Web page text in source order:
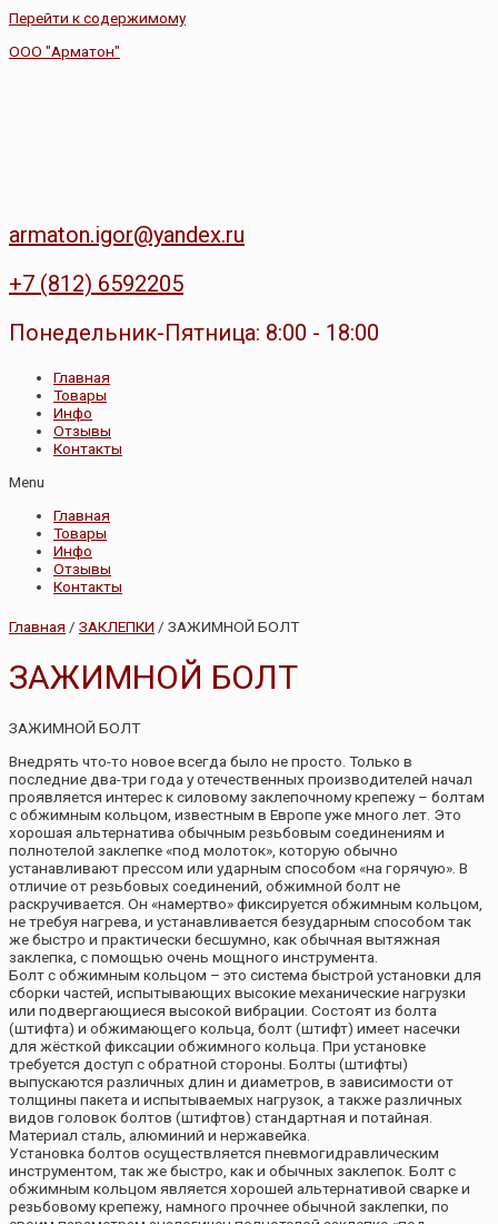
Перейти к содержимому
ООО "Арматон"
armaton.igor@yandex.ru
+7 (812) 6592205
Понедельник-Пятница: 8:00 - 18:00
Главная
Товары
Инфо
Отзывы
Контакты
Menu
Главная
Товары
Инфо
Отзывы
Контакты
Главная / ЗАКЛЕПКИ / ЗАЖИМНОЙ БОЛТ
ЗАЖИМНОЙ БОЛТ
ЗАЖИМНОЙ БОЛТ
Внедрять что-то новое всегда было не просто. Только в
последние два-три года у отечественных производителей начал
проявляется интерес к силовому заклепочному крепежу – болтам
с обжимным кольцом, известным в Европе уже много лет. Это
хорошая альтернатива обычным резьбовым соединениям и
полнотелой заклепке «под молоток», которую обычно
устанавливают прессом или ударным способом «на горячую». В
отличие от резьбовых соединений, обжимной болт не
раскручивается. Он «намертво» фиксируется обжимным кольцом,
не требуя нагрева, и устанавливается безударным способом так
же быстро и практически бесшумно, как обычная вытяжная
заклепка, с помощью очень мощного инструмента.
Болт с обжимным кольцом – это система быстрой установки для
сборки частей, испытывающих высокие механические нагрузки
или подвергающиеся высокой вибрации. Состоят из болта
(штифта) и обжимающего кольца, болт (штифт) имеет насечки
для жёсткой фиксации обжимного кольца. При установке
требуется доступ с обратной стороны. Болты (штифты)
выпускаются различных длин и диаметров, в зависимости от
толщины пакета и испытываемых нагрузок, а также различных
видов головок болтов (штифтов) стандартная и потайная.
Материал сталь, алюминий и нержавейка.
Установка болтов осуществляется пневмогидравлическим
инструментом, так же быстро, как и обычных заклепок. Болт с
обжимным кольцом является хорошей альтернативой сварке и
резьбовому крепежу, намного прочнее обычной заклепки, по